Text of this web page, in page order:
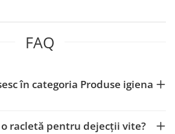
gradina
din lemn
FAQ
în categoria Produse igiena
o racletă pentru dejecții vite?